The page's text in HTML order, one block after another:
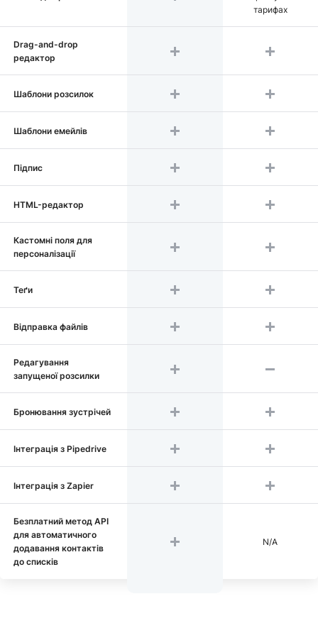
тарифах
Drag-and-drop
редактор
Шаблони розсилок
Шаблони емейлів
Підпис
HTML-редактор
Кастомні поля для
персоналізації
Теґи
Відправка файлів
Редагування
запущеної розсилки
Бронювання зустрічей
Інтеграція з Pipedrive
Інтеграція з Zapier
Безплатний метод API
для автоматичного
додавання контактів
до списків
N/A